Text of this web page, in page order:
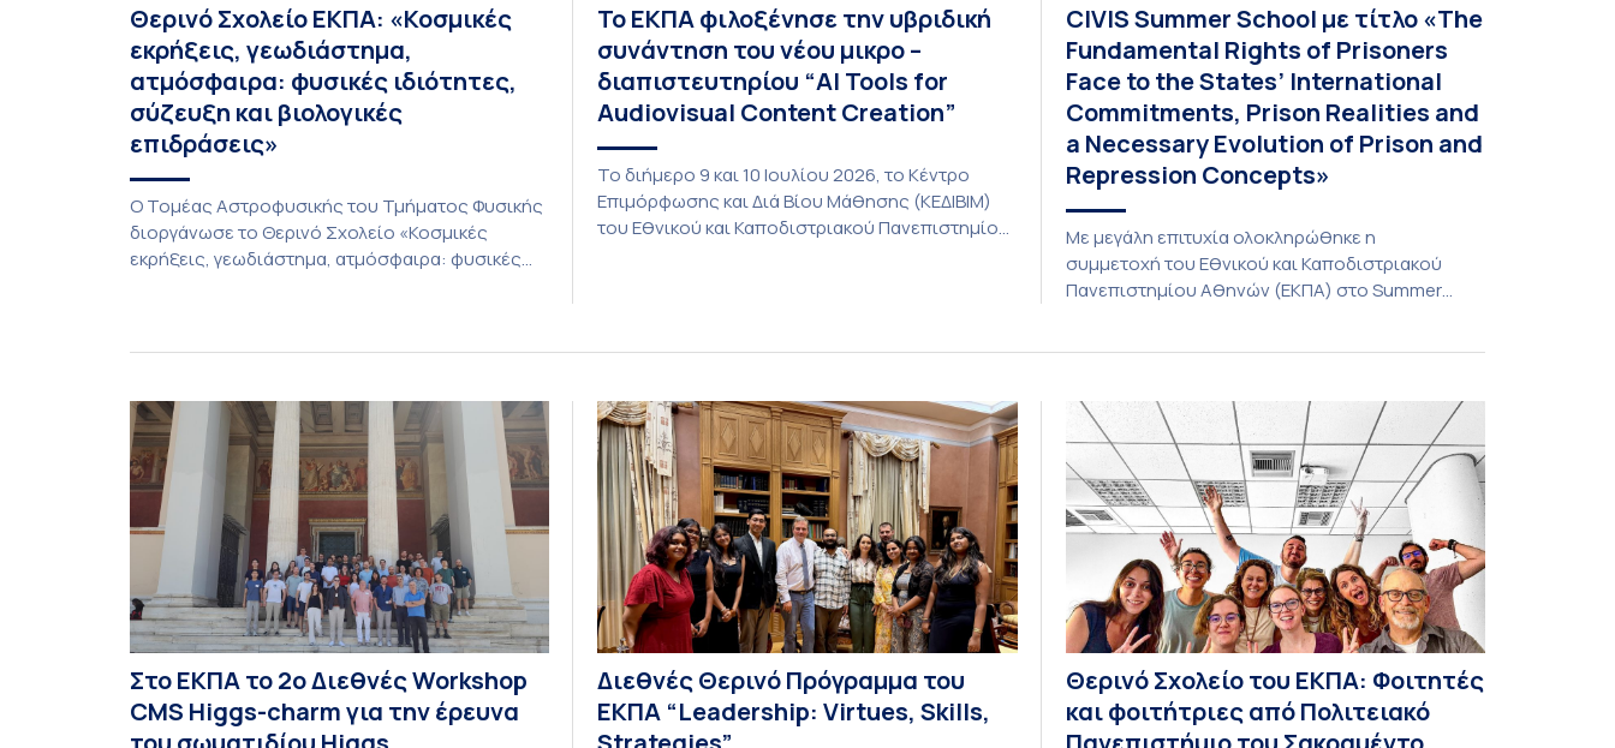
Θερινό Σχολείο ΕΚΠΑ: «Κοσμικές
εκρήξεις, γεωδιάστημα,
ατμόσφαιρα: φυσικές ιδιότητες,
σύζευξη και βιολογικές
επιδράσεις»
Ο Τομέας Αστροφυσικής του Τμήματος Φυσικής
διοργάνωσε το Θερινό Σχολείο «Κοσμικές
εκρήξεις, γεωδιάστημα, ατμόσφαιρα: φυσικές
Κοινοβουλευτισμό και τη Δημοκρατία στο Πάρκο
Εθνικής Συμφιλίωσης, σε απομακρυσμένο […]
Το ΕΚΠΑ φιλοξένησε την υβριδική
συνάντηση του νέου μικρο –
διαπιστευτηρίου “AI Tools for
Audiovisual Content Creation”
Το διήμερο 9 και 10 Ιουλίου 2026, το Κέντρο
Επιμόρφωσης και Διά Βίου Μάθησης (ΚΕΔΙΒΙΜ)
του Εθνικού και Καποδιστριακού Πανεπιστημίου
υλοποιείται στο πλαίσιο της πρόσκλησης CIVIS
Training […]
CIVIS Summer School με τίτλο «The
Fundamental Rights of Prisoners
Face to the States’ International
Commitments, Prison Realities and
a Necessary Evolution of Prison and
Repression Concepts»
Με μεγάλη επιτυχία ολοκληρώθηκε η
συμμετοχή του Εθνικού και Καποδιστριακού
Πανεπιστημίου Αθηνών (ΕΚΠΑ) στο Summer
States’ international commitments, prison
realities and a necessary evolution of prison and
repression concepts», το οποίο έλαβε χώρα
από 29 Ιουνίου έως 3 Ιουλίου 2026 στην Νομική
[…]
Στο ΕΚΠΑ το 2ο Διεθνές Workshop
CMS Higgs-charm για την έρευνα
Διεθνές Θερινό Πρόγραμμα του
ΕΚΠΑ “Leadership: Virtues, Skills,
Θερινό Σχολείο του ΕΚΠΑ: Φοιτητές
και φοιτήτριες από Πολιτειακό